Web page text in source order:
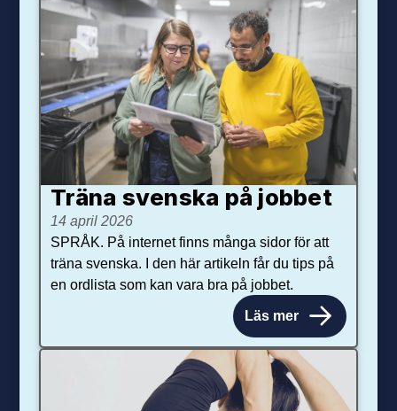
Träna svenska på jobbet
14 april 2026
SPRÅK. På internet finns många sidor för att
träna svenska. I den här artikeln får du tips på
en ordlista som kan vara bra på jobbet.
Läs mer